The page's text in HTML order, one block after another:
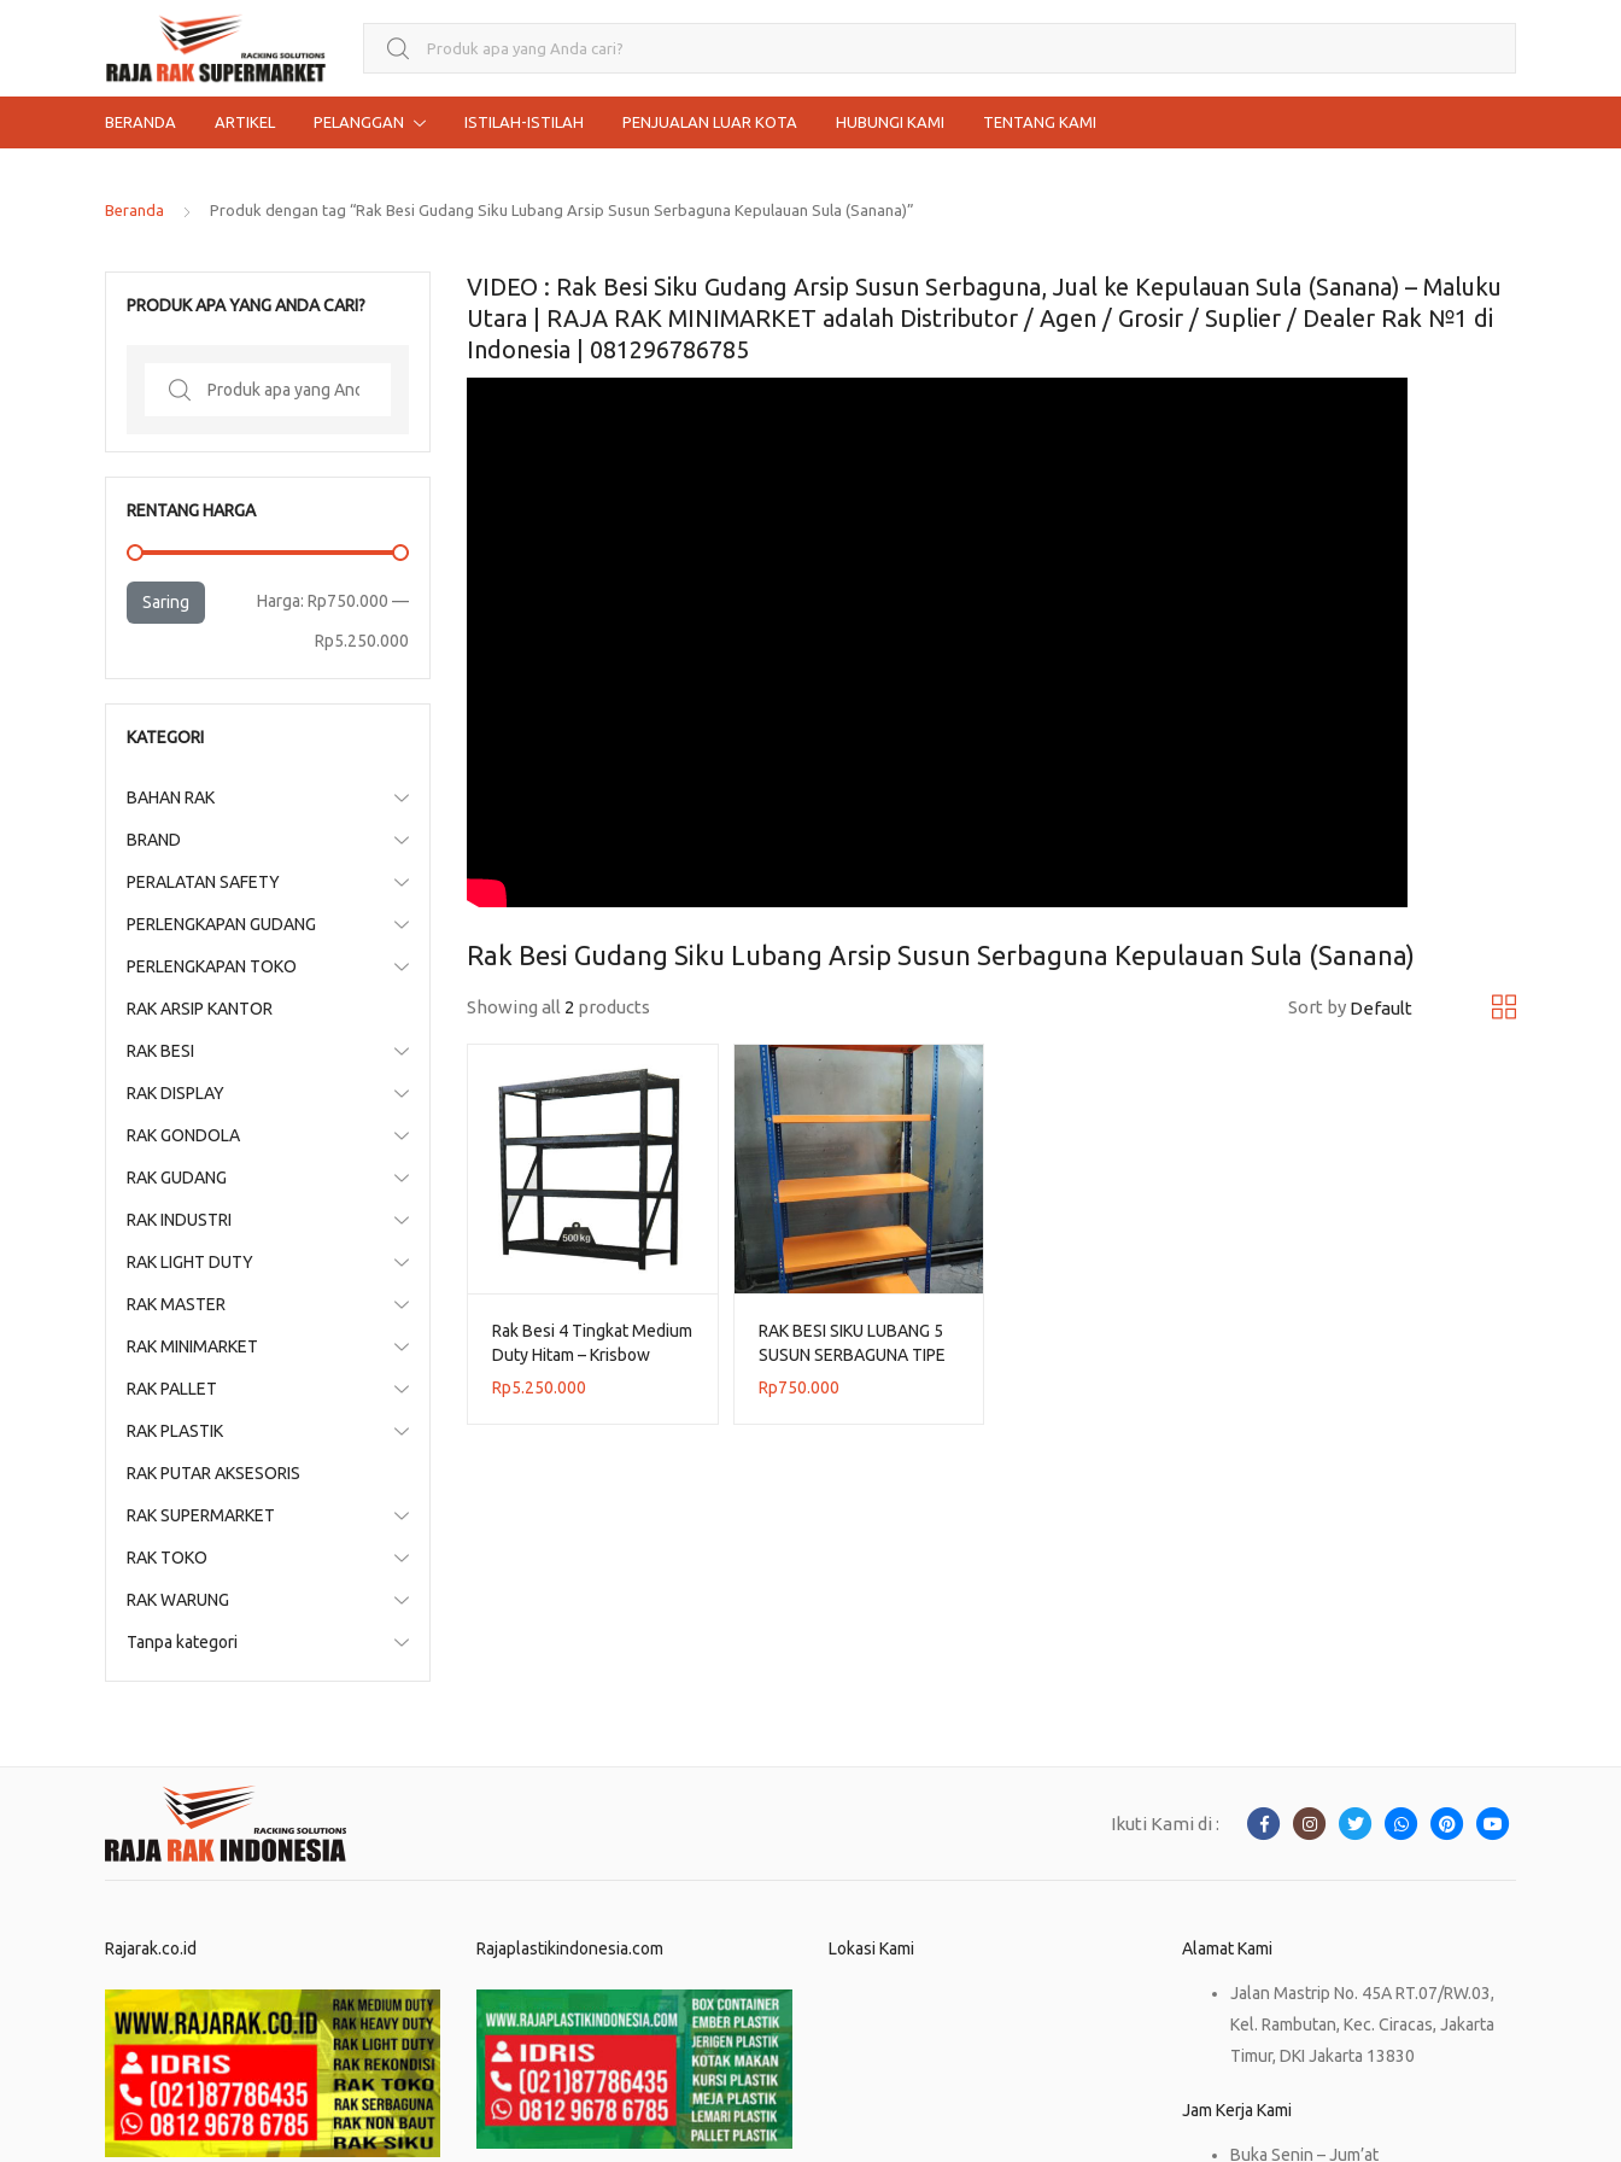
Search for:
BERANDA ARTIKEL PELANGGAN ISTILAH-ISTILAH PENJUALAN LUAR KOTA HUBUNGI KAMI TENTANG KAMI
Beranda Produk dengan tag “Rak Besi Gudang Siku Lubang Arsip Susun Serbaguna Kepulauan Sula (Sanana)”
VIDEO : Rak Besi Siku Gudang Arsip Susun Serbaguna, Jual ke Kepulauan Sula (Sanana) – Maluku
Utara | RAJA RAK MINIMARKET adalah Distributor / Agen / Grosir / Suplier / Dealer Rak №1 di
Indonesia | 081296786785
Rak Besi Gudang Siku Lubang Arsip Susun Serbaguna Kepulauan Sula (Sanana)
Showing all 2 products Sort by
Rak Besi 4 Tingkat Medium
Duty Hitam – Krisbow
Rp5.250.000
RAK BESI SIKU LUBANG 5
SUSUN SERBAGUNA TIPE
RK-01 RAJARAK
Rp750.000
PRODUK APA YANG ANDA CARI?
Search
RENTANG HARGA
Harga
Harga
Saring Harga: Rp750.000 —
Rp5.250.000
KATEGORI
BAHAN RAK
BRAND
PERALATAN SAFETY
PERLENGKAPAN GUDANG
PERLENGKAPAN TOKO
RAK ARSIP KANTOR
RAK BESI
RAK DISPLAY
RAK GONDOLA
RAK GUDANG
RAK INDUSTRI
RAK LIGHT DUTY
RAK MASTER
RAK MINIMARKET
RAK PALLET
RAK PLASTIK
RAK PUTAR AKSESORIS
RAK SUPERMARKET
RAK TOKO
RAK WARUNG
Tanpa kategori
Ikuti Kami di :
Rajarak.co.id Rajaplastikindonesia.com Lokasi Kami Alamat Kami
Jalan Mastrip No. 45A RT.07/RW.03,
Kel. Rambutan, Kec. Ciracas, Jakarta
Timur, DKI Jakarta 13830
Jam Kerja Kami
Buka Senin – Jum’at